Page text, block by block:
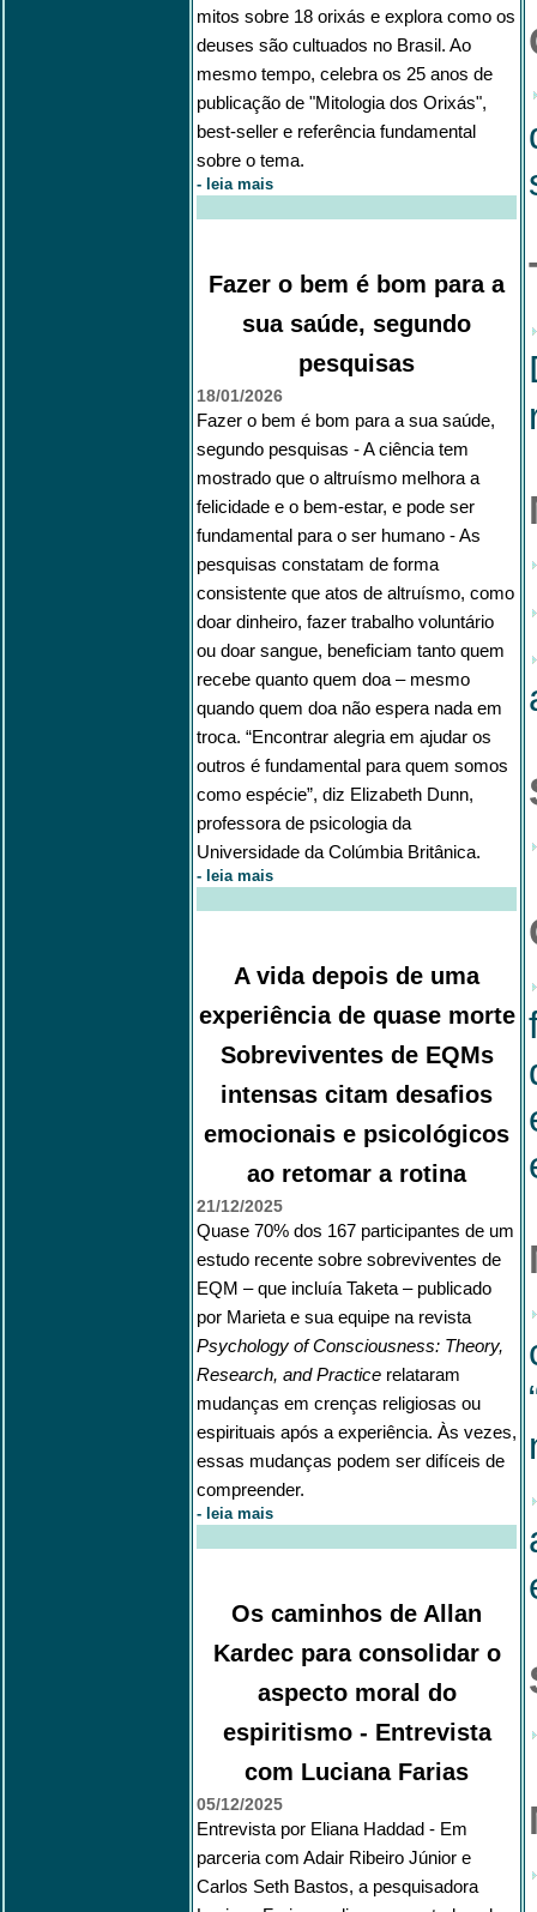
mitos sobre 18 orixás e explora como os
deuses são cultuados no Brasil. Ao
mesmo tempo, celebra os 25 anos de
publicação de "Mitologia dos Orixás",
best-seller e referência fundamental
sobre o tema.
- leia mais
Fazer o bem é bom para a
sua saúde, segundo
pesquisas
18/01/2026
Fazer o bem é bom para a sua saúde,
segundo pesquisas - A ciência tem
mostrado que o altruísmo melhora a
felicidade e o bem-estar, e pode ser
fundamental para o ser humano - As
pesquisas constatam de forma
consistente que atos de altruísmo, como
doar dinheiro, fazer trabalho voluntário
ou doar sangue, beneficiam tanto quem
recebe quanto quem doa – mesmo
quando quem doa não espera nada em
troca. “Encontrar alegria em ajudar os
outros é fundamental para quem somos
como espécie”, diz Elizabeth Dunn,
professora de psicologia da
Universidade da Colúmbia Britânica.
- leia mais
A vida depois de uma
experiência de quase morte
Sobreviventes de EQMs
intensas citam desafios
emocionais e psicológicos
ao retomar a rotina
21/12/2025
Quase 70% dos 167 participantes de um
estudo recente sobre sobreviventes de
EQM – que incluía Taketa – publicado
por Marieta e sua equipe na revista
Psychology of Consciousness: Theory,
Research, and Practice relataram
mudanças em crenças religiosas ou
espirituais após a experiência. Às vezes,
essas mudanças podem ser difíceis de
compreender.
- leia mais
Os caminhos de Allan
Kardec para consolidar o
aspecto moral do
espiritismo - Entrevista
com Luciana Farias
05/12/2025
Entrevista por Eliana Haddad - Em
parceria com Adair Ribeiro Júnior e
Carlos Seth Bastos, a pesquisadora